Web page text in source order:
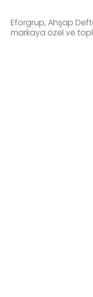
Eforgrup, Ahşap
markaya özel ve